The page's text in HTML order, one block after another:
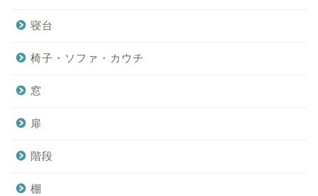
寝台
椅子・ソファ・カウチ
窓
扉
階段
棚